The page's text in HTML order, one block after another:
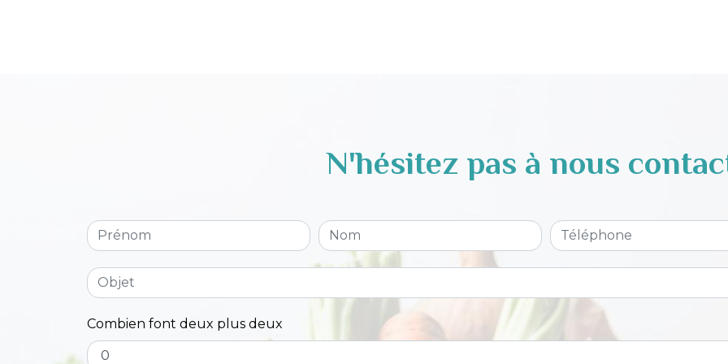
N'hésitez pas à nous
Combien font deux plus deux